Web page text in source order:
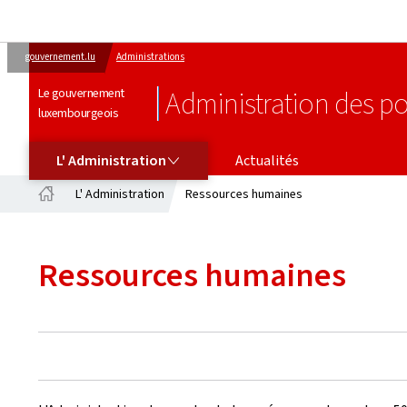
gouvernement.lu Administrations
Le gouvernement
luxembourgeois
Administration des
L' Administration
Actualités
L' Administration Ressources humaines
Ressources humaines